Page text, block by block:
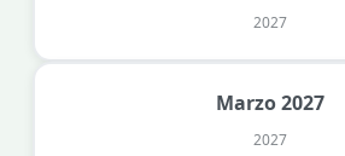
2027
Marzo 2027
2027